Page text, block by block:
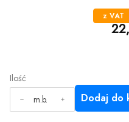
z VAT
Ilość
m.b.
Dodaj do